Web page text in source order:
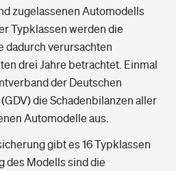
zugelassenen Automodells
Typklassen werden die
dadurch verursachten
drei Jahre betrachtet. Einmal
der Deutschen
die Schadenbilanzen aller
Automodelle aus.
gibt es 16 Typklassen
des Modells sind die